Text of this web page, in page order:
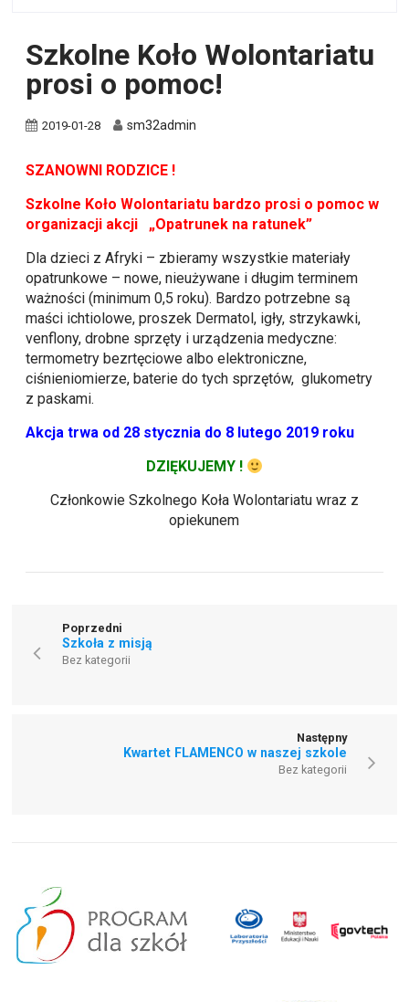
Szkolne Koło Wolontariatu
prosi o pomoc!
2019-01-28 sm32admin
SZANOWNI RODZICE !
Szkolne Koło Wolontariatu bardzo prosi o pomoc w
organizacji akcji „Opatrunek na ratunek”
Dla dzieci z Afryki – zbieramy wszystkie materiały
opatrunkowe – nowe, nieużywane i długim terminem
ważności (minimum 0,5 roku). Bardzo potrzebne są
maści ichtiolowe, proszek Dermatol, igły, strzykawki,
venflony, drobne sprzęty i urządzenia medyczne:
termometry bezrtęciowe albo elektroniczne,
ciśnieniomierze, baterie do tych sprzętów, glukometry
z paskami.
Akcja trwa od 28 stycznia do 8 lutego 2019 roku
DZIĘKUJEMY !
Członkowie Szkolnego Koła Wolontariatu wraz z
opiekunem
Poprzedni
Szkoła z misją
Bez kategorii
Następny
Kwartet FLAMENCO w naszej szkole
Bez kategorii